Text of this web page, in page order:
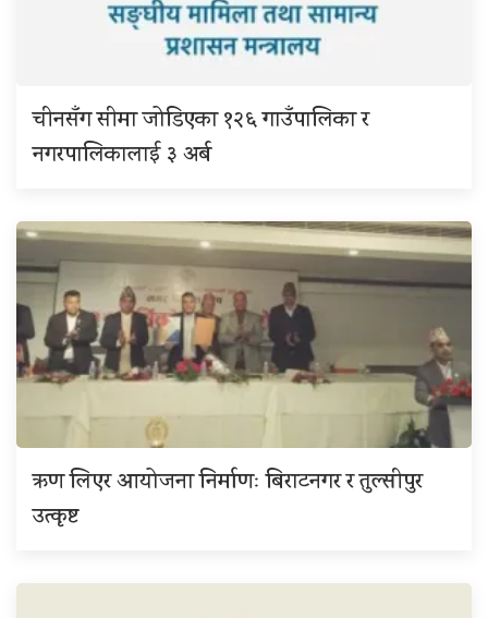
चीनसँग सीमा जोडिएका १२६ गाउँपालिका र
नगरपालिकालाई ३ अर्ब
ऋण लिएर आयोजना निर्माणः बिराटनगर र तुल्सीपुर
उत्कृष्ट